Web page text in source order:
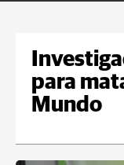
para
Mundo